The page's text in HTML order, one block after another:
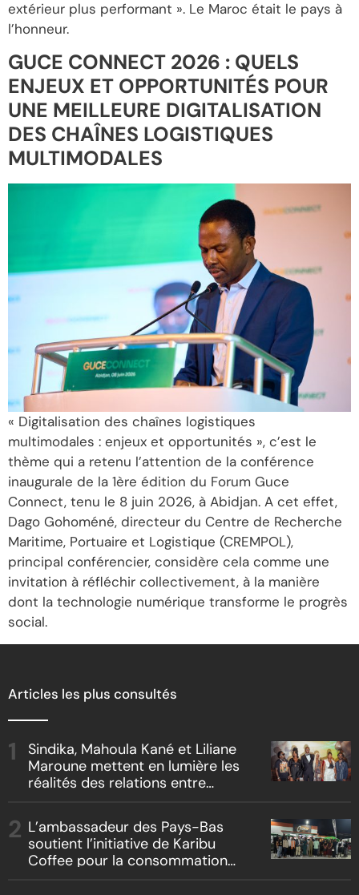
extérieur plus performant ». Le Maroc était le pays à
l’honneur.
GUCE CONNECT 2026 : QUELS
ENJEUX ET OPPORTUNITÉS POUR
UNE MEILLEURE DIGITALISATION
DES CHAÎNES LOGISTIQUES
MULTIMODALES
« Digitalisation des chaînes logistiques
multimodales : enjeux et opportunités », c’est le
thème qui a retenu l’attention de la conférence
inaugurale de la 1ère édition du Forum Guce
Connect, tenu le 8 juin 2026, à Abidjan. A cet effet,
Dago Gohoméné, directeur du Centre de Recherche
Maritime, Portuaire et Logistique (CREMPOL),
principal conférencier, considère cela comme une
invitation à réfléchir collectivement, à la manière
dont la technologie numérique transforme le progrès
social.
Articles les plus consultés
Sindika, Mahoula Kané et Liliane
Maroune mettent en lumière les
réalités des relations entre
« Boss vs Boss »
L’ambassadeur des Pays-Bas
soutient l’initiative de Karibu
Coffee pour la consommation